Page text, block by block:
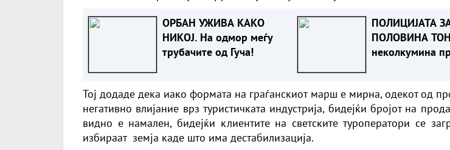
ОРБАН УЖИВА КАКО
НИКОЈ. На одмор меѓу
трубачите од Гуча!
ПОЛИЦИЈАТА
ПОЛОВИНА
неколкумина
Тој додаде дека иако формата на граѓанскиот марш е мирна, одекот од
негативно влијание врз туристичката индустрија, бидејќи бројот на
видно е намален, бидејќи клиентите на светските туроператори се
избираат земја каде што има дестабилизација.